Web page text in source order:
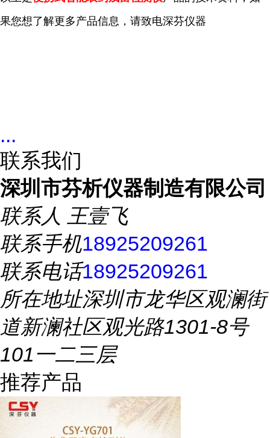
果您想了解更多产品信息，请致电深芬仪器
...
联系我们
深圳市芬析仪器制造有限公司
联系人 王壹飞
联系手机18925209261
联系电话18925209261
所在地址深圳市龙华区观澜街
道新澜社区观光路1301-8号
101一二三层
推荐产品